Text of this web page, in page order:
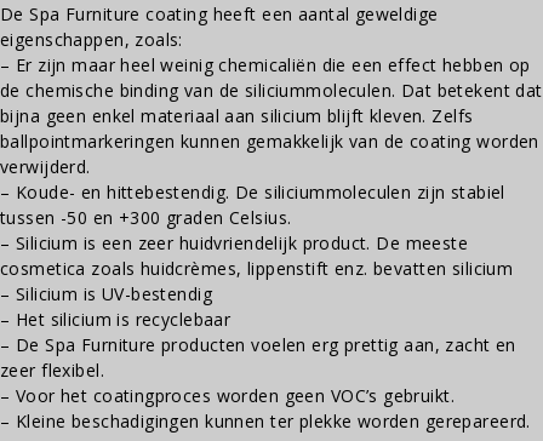
De Spa Furniture coating heeft een aantal geweldige
eigenschappen, zoals:
– Er zijn maar heel weinig chemicaliën die een effect hebben op
de chemische binding van de siliciummoleculen. Dat betekent dat
bijna geen enkel materiaal aan silicium blijft kleven. Zelfs
ballpointmarkeringen kunnen gemakkelijk van de coating worden
verwijderd.
– Koude- en hittebestendig. De siliciummoleculen zijn stabiel
tussen -50 en +300 graden Celsius.
– Silicium is een zeer huidvriendelijk product. De meeste
cosmetica zoals huidcrèmes, lippenstift enz. bevatten silicium
– Silicium is UV-bestendig
– Het silicium is recyclebaar
– De Spa Furniture producten voelen erg prettig aan, zacht en
zeer flexibel.
– Voor het coatingproces worden geen VOC’s gebruikt.
– Kleine beschadigingen kunnen ter plekke worden gerepareerd.